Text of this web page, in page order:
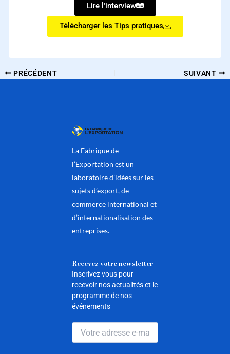
Lire l'interview
Télécharger les Tips pratiques
PRÉCÉDENT SUIVANT
La Fabrique de
l’Exportation est un
laboratoire d’idées sur les
sujets d’export, de
commerce international et
d’internationalisation des
entreprises.
Recevez votre newsletter
Inscrivez vous pour
recevoir nos actualités et le
programme de nos
événements